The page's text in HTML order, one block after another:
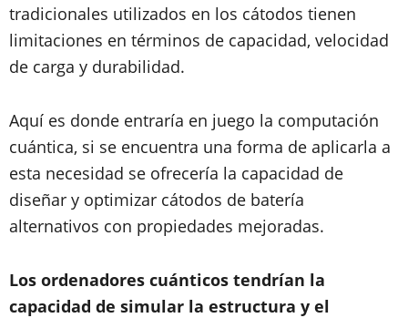
tradicionales utilizados en los cátodos tienen
limitaciones en términos de capacidad, velocidad
de carga y durabilidad.
Aquí es donde entraría en juego la computación
cuántica, si se encuentra una forma de aplicarla a
esta necesidad se ofrecería la capacidad de
diseñar y optimizar cátodos de batería
alternativos con propiedades mejoradas.
Los ordenadores cuánticos tendrían la
capacidad de simular la estructura y el